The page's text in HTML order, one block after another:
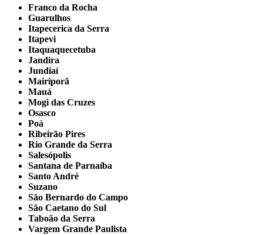
Franco da Rocha
Guarulhos
Itapecerica da Serra
Itapevi
Itaquaquecetuba
Jandira
Jundiaí
Mairiporã
Mauá
Mogi das Cruzes
Osasco
Poá
Ribeirão Pires
Rio Grande da Serra
Salesópolis
Santana de Parnaíba
Santo André
Suzano
São Bernardo do Campo
São Caetano do Sul
Taboão da Serra
Vargem Grande Paulista